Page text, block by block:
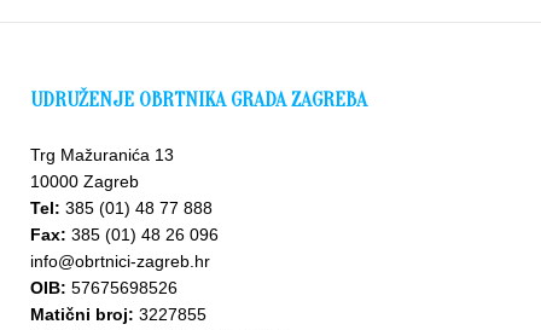
UDRUŽENJE OBRTNIKA GRADA ZAGREBA
Trg Mažuranića 13
10000 Zagreb
Tel: 385 (01) 48 77 888
Fax: 385 (01) 48 26 096
info@obrtnici-zagreb.hr
OIB: 57675698526
Matični broj: 3227855